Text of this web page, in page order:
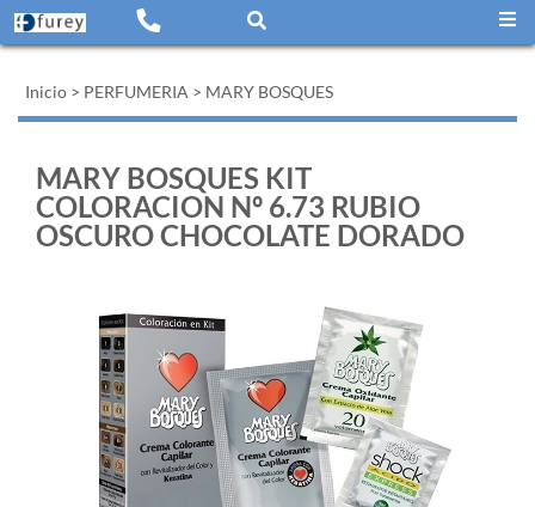
Inicio > PERFUMERIA > MARY BOSQUES
MARY BOSQUES KIT
COLORACION Nº 6.73 RUBIO
OSCURO CHOCOLATE DORADO